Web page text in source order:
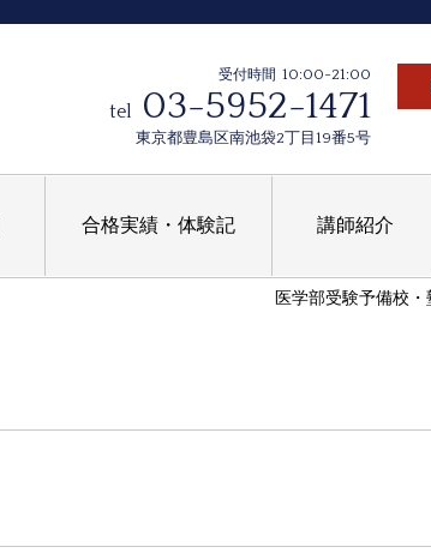
受付時間 10:00-21:00
tel 03-5952-1471
東京都豊島区南池袋2丁目19番5号
合格実績・体験記 講師紹介
医学部受験予備校